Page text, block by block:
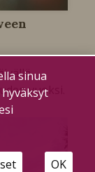
vuoksi.
sinua
OK